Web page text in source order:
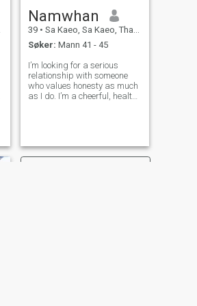
Namwhan
39 • Sa Kaeo, Sa Kaeo, Thailand
Søker: Mann 41 - 45
I’m looking for a serious
relationship with someone
who values honesty as much
as I do. I’m a cheerful, health-
together and are looking f